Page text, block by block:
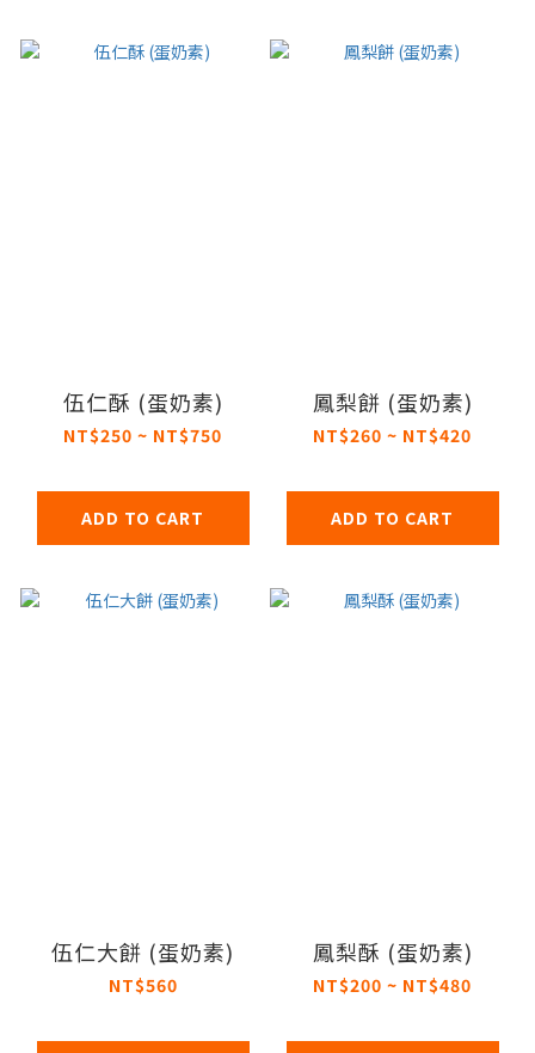
伍仁酥 (蛋奶素)
NT$250 ~ NT$750
ADD TO CART
鳳梨餅 (蛋奶素)
NT$260 ~ NT$420
ADD TO CART
伍仁大餅 (蛋奶素)
NT$560
鳳梨酥 (蛋奶素)
NT$200 ~ NT$480